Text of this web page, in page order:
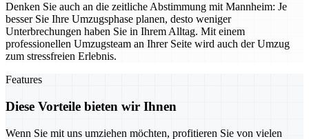
Denken Sie auch an die zeitliche Abstimmung mit Mannheim: Je
besser Sie Ihre Umzugsphase planen, desto weniger
Unterbrechungen haben Sie in Ihrem Alltag. Mit einem
professionellen Umzugsteam an Ihrer Seite wird auch der Umzug
zum stressfreien Erlebnis.
Features
Diese Vorteile bieten wir Ihnen
Wenn Sie mit uns umziehen möchten, profitieren Sie von vielen